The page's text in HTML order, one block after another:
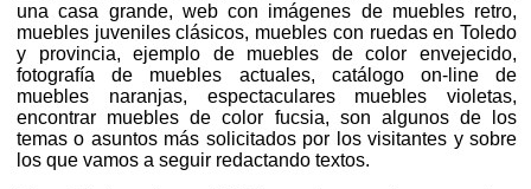
una casa grande, web con imágenes de muebles retro,
muebles juveniles clásicos, muebles con ruedas en Toledo
y provincia, ejemplo de muebles de color envejecido,
fotografía de muebles actuales, catálogo on-line de
muebles naranjas, espectaculares muebles violetas,
encontrar muebles de color fucsia, son algunos de los
temas o asuntos más solicitados por los visitantes y sobre
los que vamos a seguir redactando textos.